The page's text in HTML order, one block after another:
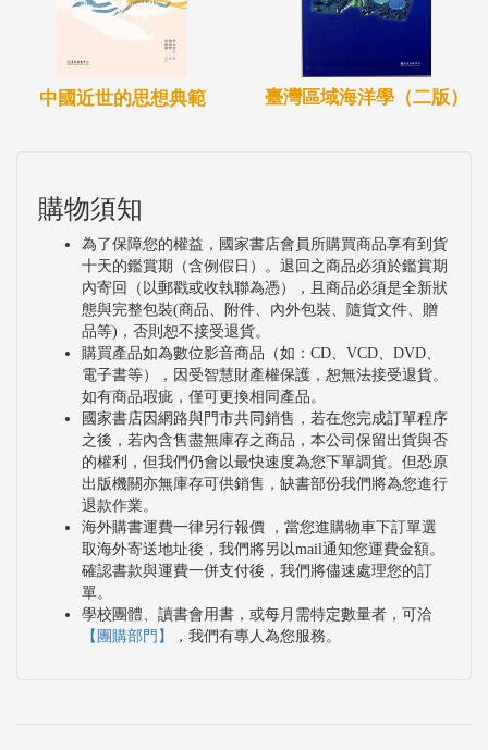
中國近世的思想典範 臺灣區域海洋學（二版）
購物須知
為了保障您的權益，國家書店會員所購買商品享有到貨
十天的鑑賞期（含例假日）。退回之商品必須於鑑賞期
內寄回（以郵戳或收執聯為憑），且商品必須是全新狀
態與完整包裝(商品、附件、內外包裝、隨貨文件、贈
品等)，否則恕不接受退貨。
購買產品如為數位影音商品（如：CD、VCD、DVD、
電子書等），因受智慧財產權保護，恕無法接受退貨。
如有商品瑕疵，僅可更換相同產品。
國家書店因網路與門市共同銷售，若在您完成訂單程序
之後，若內含售盡無庫存之商品，本公司保留出貨與否
的權利，但我們仍會以最快速度為您下單調貨。但恐原
出版機關亦無庫存可供銷售，缺書部份我們將為您進行
退款作業。
海外購書運費一律另行報價 ，當您進購物車下訂單選
取海外寄送地址後，我們將另以mail通知您運費金額。
確認書款與運費一併支付後，我們將儘速處理您的訂
單。
學校團體、讀書會用書，或每月需特定數量者，可洽
【團購部門】
，我們有專人為您服務。